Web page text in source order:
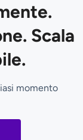
Scala
momento